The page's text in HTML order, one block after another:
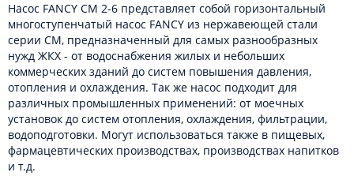
Насос FANCY CM 2-6 представляет собой горизонтальный
многоступенчатый насос FANCY из нержавеющей стали
серии CM, предназначенный для самых разнообразных
нужд ЖКХ - от водоснабжения жилых и небольших
коммерческих зданий до систем повышения давления,
отопления и охлаждения. Так же насос подходит для
различных промышленных применений: от моечных
установок до систем отопления, охлаждения, фильтрации,
водоподготовки. Могут использоваться также в пищевых,
фармацевтических производствах, производствах напитков
и т.д.